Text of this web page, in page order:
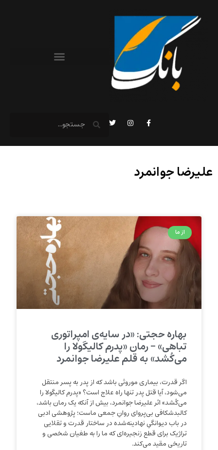
علیرضا جوانمرد
از ما
بهاره حجتی: «در سایه‌ی امپراتوری
تباهی» – رمان «پدرم کالیگولا را
می‌کُشد» به قلم علیرضا جوانمرد
اگر قدرت، بیماری موروثی باشد که از پدر به پسر منتقل
می‌شود، آیا قتل پدر تنها راه علاج است؟ «پدرم کالیگولا را
می‌کُشد» اثر علیرضا جوانمرد، بیش از آنکه یک رمان باشد،
کالبدشکافی بی‌پروای روانِ جمعی ماست؛ پژوهشی ادبی
در باب دیوانگیِ نهادینه‌شده در ساختار قدرت و تقلایی
تراژیک برای قطع زنجیره‌ای که ما را به طغیان شخصی و
تاریخی‌ مقید می‌کند.